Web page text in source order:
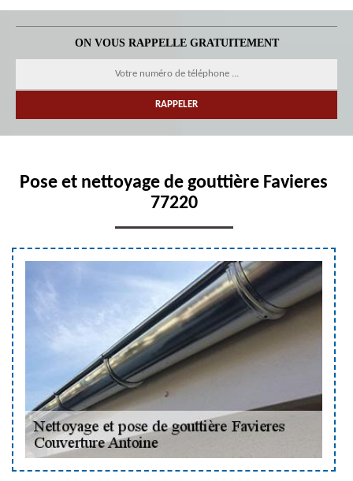
ON VOUS RAPPELLE GRATUITEMENT
Pose et nettoyage de gouttière Favieres
77220